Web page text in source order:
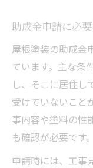
助成金申請に必
屋根塗装の助成金
ています。主な条
し、そこに居住し
受けていないこと
事内容や塗料の性
も確認が必要です。
申請時には、工事